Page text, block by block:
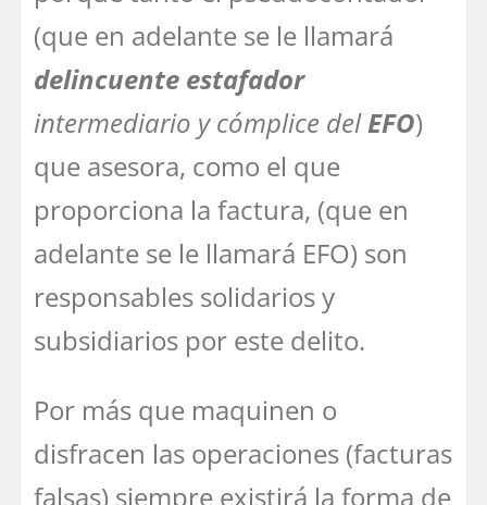
(que en adelante se le llamará
delincuente estafador
intermediario y cómplice delEFO)
que asesora, como el que
proporciona la factura, (que en
adelante se le llamará EFO) son
responsables solidarios y
subsidiarios por este delito.
Por más que maquinen o
disfracen las operaciones (facturas
falsas) siempre existirá la forma de